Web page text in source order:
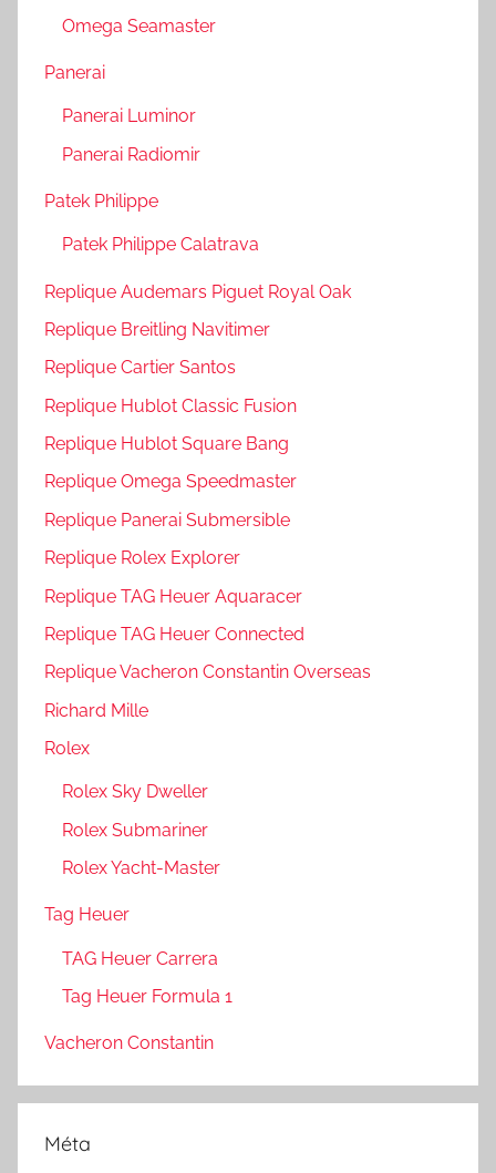
Omega Seamaster
Panerai
Panerai Luminor
Panerai Radiomir
Patek Philippe
Patek Philippe Calatrava
Replique Audemars Piguet Royal Oak
Replique Breitling Navitimer
Replique Cartier Santos
Replique Hublot Classic Fusion
Replique Hublot Square Bang
Replique Omega Speedmaster
Replique Panerai Submersible
Replique Rolex Explorer
Replique TAG Heuer Aquaracer
Replique TAG Heuer Connected
Replique Vacheron Constantin Overseas
Richard Mille
Rolex
Rolex Sky Dweller
Rolex Submariner
Rolex Yacht-Master
Tag Heuer
TAG Heuer Carrera
Tag Heuer Formula 1
Vacheron Constantin
Méta